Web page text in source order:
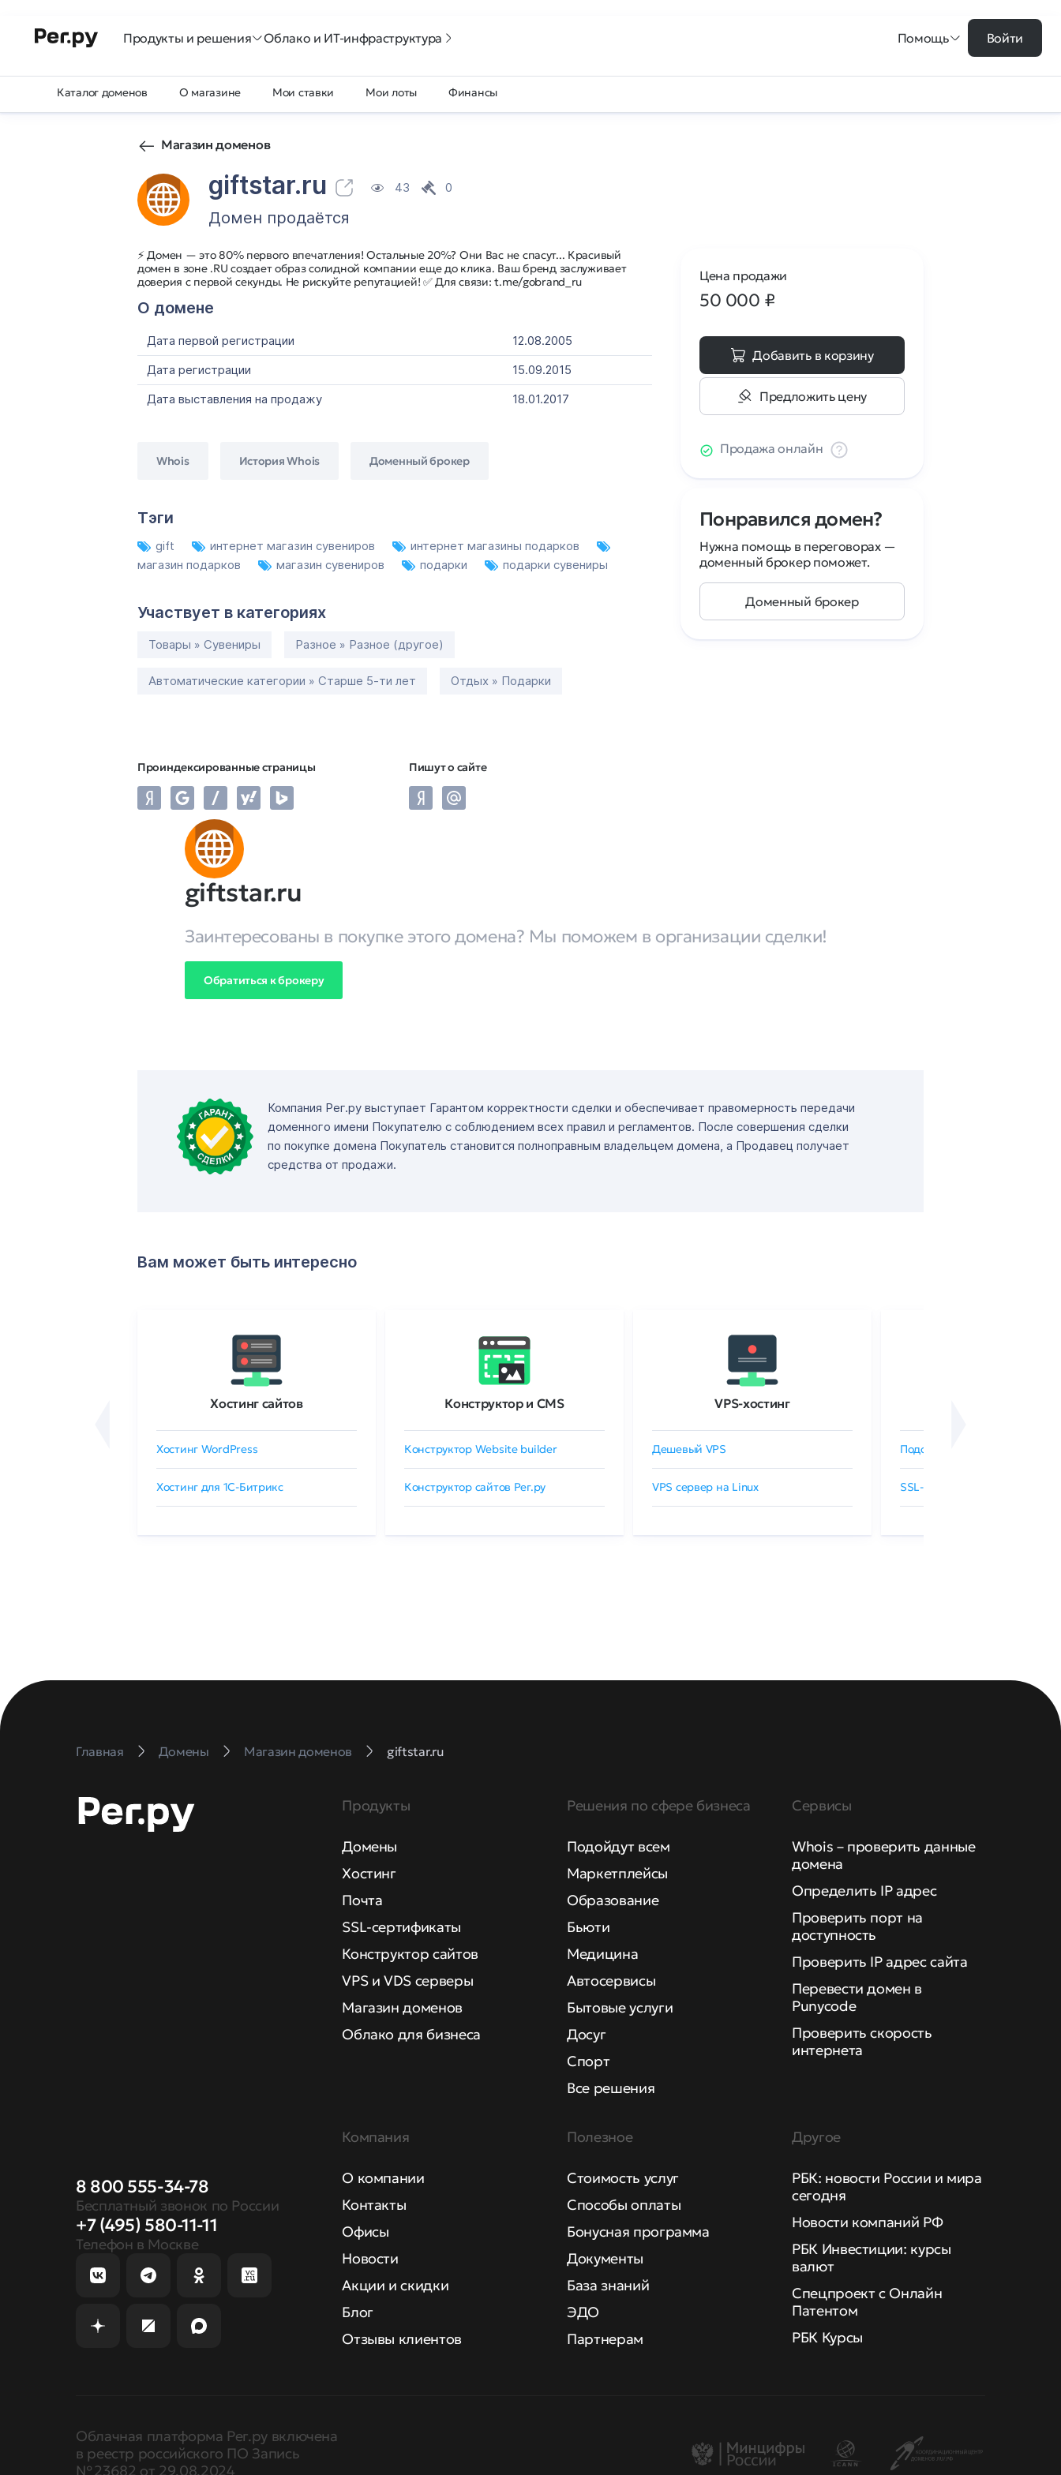
Продукты и решения Облако и ИТ-инфраструктура Помощь Войти
Каталог доменов О магазине Мои ставки Мои лоты Финансы
Магазин доменов
giftstar.ru 43 0
Домен продаётся
⚡ Домен — это 80% первого впечатления! Остальные 20%? Они Вас не спасут... Красивый
домен в зоне .RU создает образ солидной компании еще до клика. Ваш бренд заслуживает
доверия с первой секунды. Не рискуйте репутацией! ✅ Для связи: t.me/gobrand_ru
О домене
Дата первой регистрации
12.08.2005
Дата регистрации
15.09.2015
Дата выставления на продажу
18.01.2017
Whois История Whois Доменный брокер
Тэги
gift интернет магазин сувениров
интернет магазины подарков
магазин подарков
магазин сувениров подарки подарки сувениры
Участвует в категориях
Товары » Сувениры Разное » Разное (другое)
Автоматические категории » Старше 5-ти лет Отдых » Подарки
Проиндексированные страницы Пишут о сайте
Цена продажи
50 000 ₽
Добавить в корзину
Предложить цену
Продажа онлайн
Понравился домен?
Нужна помощь в переговорах —
доменный брокер поможет.
Доменный брокер
giftstar.ru
Заинтересованы в покупке этого домена? Мы поможем в организации сделки!
Обратиться к брокеру
Компания Рег.ру выступает Гарантом корректности сделки и обеспечивает правомерность передачи
доменного имени Покупателю с соблюдением всех правил и регламентов. После совершения сделки
по покупке домена Покупатель становится полноправным владельцем домена, а Продавец получает
средства от продажи.
Вам может быть интересно
Хостинг сайтов
Хостинг WordPress
Хостинг для 1C-Битрикс
Конструктор и CMS
Конструктор Website builder
Конструктор сайтов Рег.ру
VPS-хостинг
Дешевый VPS
VPS сервер на Linux
Подобрать SSL-сертификат
SSL-сертификаты GlobalSign
Главная Домены Магазин доменов giftstar.ru
8 800 555-34-78
Бесплатный звонок по России
+7 (495) 580-11-11
Телефон в Москве
Продукты
Домены
Хостинг
Почта
SSL-сертификаты
Конструктор сайтов
VPS и VDS серверы
Магазин доменов
Облако для бизнеса
Решения по сфере бизнеса
Подойдут всем
Маркетплейсы
Образование
Бьюти
Медицина
Автосервисы
Бытовые услуги
Досуг
Спорт
Все решения
Сервисы
Whois – проверить данные
домена
Определить IP адрес
Проверить порт на
доступность
Проверить IP адрес сайта
Перевести домен в
Punycode
Проверить скорость
интернета
Компания
О компании
Контакты
Офисы
Новости
Акции и скидки
Блог
Отзывы клиентов
Полезное
Стоимость услуг
Способы оплаты
Бонусная программа
Документы
База знаний
ЭДО
Партнерам
Другое
РБК: новости России и мира
сегодня
Новости компаний РФ
РБК Инвестиции: курсы
валют
Спецпроект с Онлайн
Патентом
РБК Курсы
Облачная платформа Рег.ру включена
в реестр российского ПО Запись
№ 23682 от 29.08.2024